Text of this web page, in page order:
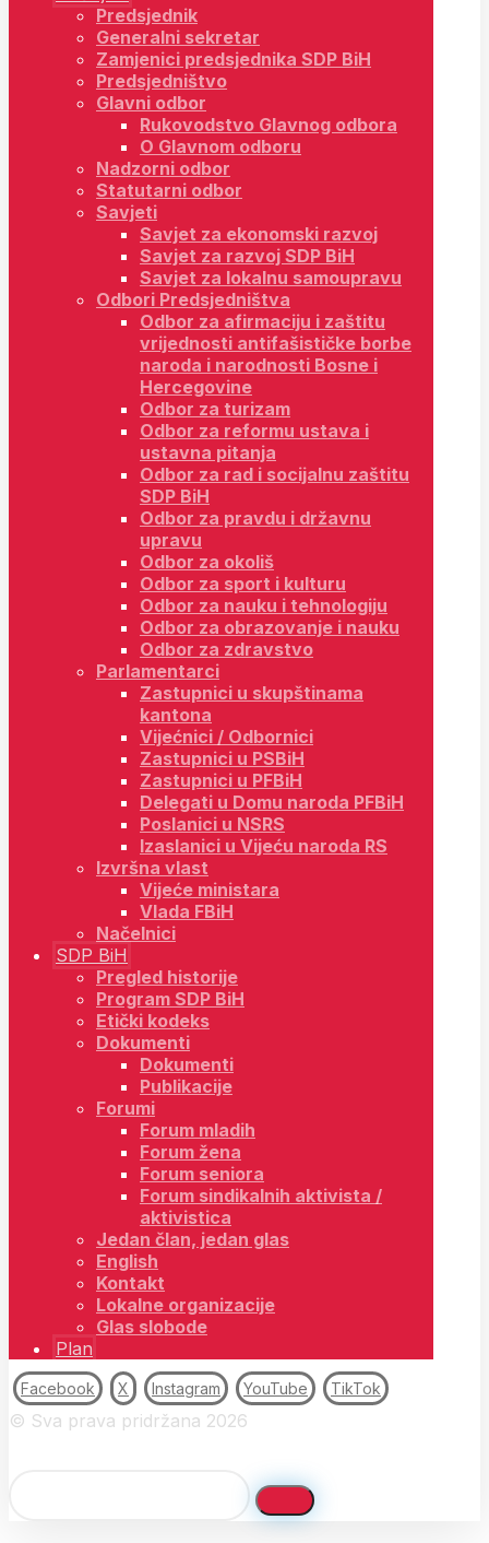
Predsjednik
Generalni sekretar
Zamjenici predsjednika SDP BiH
Predsjedništvo
Glavni odbor
Rukovodstvo Glavnog odbora
O Glavnom odboru
Nadzorni odbor
Statutarni odbor
Savjeti
Savjet za ekonomski razvoj
Savjet za razvoj SDP BiH
Savjet za lokalnu samoupravu
Odbori Predsjedništva
Odbor za afirmaciju i zaštitu
vrijednosti antifašističke borbe
naroda i narodnosti Bosne i
Hercegovine
Odbor za turizam
Odbor za reformu ustava i
ustavna pitanja
Odbor za rad i socijalnu zaštitu
SDP BiH
Odbor za pravdu i državnu
upravu
Odbor za okoliš
Odbor za sport i kulturu
Odbor za nauku i tehnologiju
Odbor za obrazovanje i nauku
Odbor za zdravstvo
Parlamentarci
Zastupnici u skupštinama
kantona
Vijećnici / Odbornici
Zastupnici u PSBiH
Zastupnici u PFBiH
Delegati u Domu naroda PFBiH
Poslanici u NSRS
Izaslanici u Vijeću naroda RS
Izvršna vlast
Vijeće ministara
Vlada FBiH
Načelnici
SDP BiH
Pregled historije
Program SDP BiH
Etički kodeks
Dokumenti
Dokumenti
Publikacije
Forumi
Forum mladih
Forum žena
Forum seniora
Forum sindikalnih aktivista /
aktivistica
Jedan član, jedan glas
English
Kontakt
Lokalne organizacije
Glas slobode
Plan
Facebook X Instagram YouTube TikTok
© Sva prava pridržana 2026